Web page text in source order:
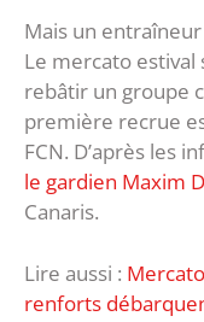
Mais un
Le mercato estival
rebâtir un groupe
première recrue
FCN. D’après les
le gardien Maxim
Canaris.
Lire aussi :
renforts